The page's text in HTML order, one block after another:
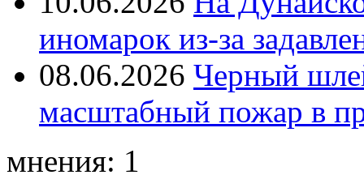
иномарок из-за
08.06.2026 Черный
масштабный пожар в
мнения: 1